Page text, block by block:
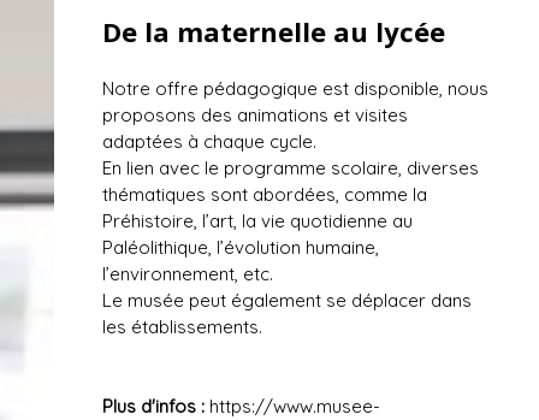
De la maternelle au lycée
Notre offre pédagogique est disponible, nous
proposons des animations et visites
adaptées à chaque cycle.
En lien avec le programme scolaire, diverses
thématiques sont abordées, comme la
Préhistoire, l’art, la vie quotidienne au
Paléolithique, l’évolution humaine,
l’environnement, etc.
Le musée peut également se déplacer dans
les établissements.
Plus d'infos : https://www.musee-